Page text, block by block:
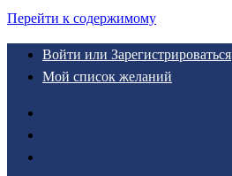
Перейти к содержимому
Войти или Зарегистрироваться
Мой список желаний